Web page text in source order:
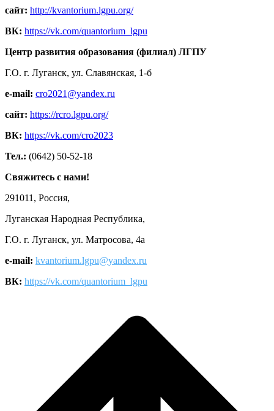
сайт: http://kvantorium.lgpu.org/
ВК: https://vk.com/quantorium_lgpu
Центр развития образования (филиал) ЛГПУ
Г.О. г. Луганск, ул. Славянская, 1-б
e-mail: cro2021@yandex.ru
сайт: https://rcro.lgpu.org/
ВК: https://vk.com/cro2023
Тел.: (0642) 50-52-18
Свяжитесь с нами!
291011, Россия,
Луганская Народная Республика,
Г.О. г. Луганск, ул. Матросова, 4а
e-mail: kvantorium.lgpu@yandex.ru
ВК: https://vk.com/quantorium_lgpu